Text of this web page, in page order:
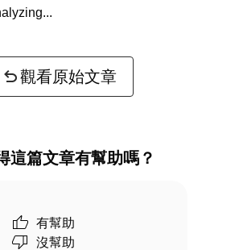
觀看原始文章
這篇文章有幫助嗎？
有幫助
沒幫助